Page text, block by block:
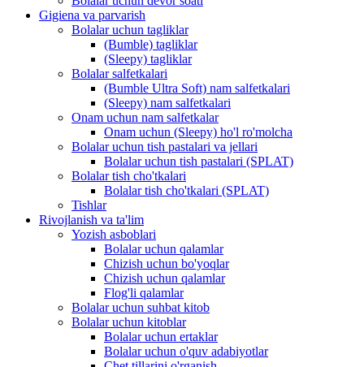
Gigiena va parvarish
Bolalar uchun tagliklar
(Bumble) tagliklar
(Sleepy) tagliklar
Bolalar salfetkalari
(Bumble Ultra Soft) nam salfetkalari
(Sleepy) nam salfetkalari
Onam uchun nam salfetkalar
Onam uchun (Sleepy) ho'l ro'molcha
Bolalar uchun tish pastalari va jellari
Bolalar uchun tish pastalari (SPLAT)
Bolalar tish cho'tkalari
Bolalar tish cho'tkalari (SPLAT)
Tishlar
Rivojlanish va ta'lim
Yozish asboblari
Bolalar uchun qalamlar
Chizish uchun bo'yoqlar
Chizish uchun qalamlar
Flog'li qalamlar
Bolalar uchun suhbat kitob
Bolalar uchun kitoblar
Bolalar uchun ertaklar
Bolalar uchun o'quv adabiyotlar